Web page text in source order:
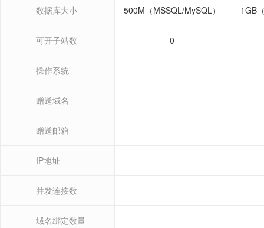
数据库大小 500M（MSSQL/MySQL） 1GB
可开子站数 0
操作系统
赠送域名
赠送邮箱
IP地址
并发连接数
域名绑定数量